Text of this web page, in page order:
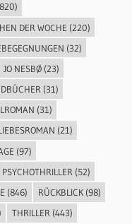
DER WOCHE (220)
(32)
JO NESBØ(23)
(31)
(31)
(21)
(97)
PSYCHOTHRILLER (52)
(846) RÜCKBLICK(98)
THRILLER (443)